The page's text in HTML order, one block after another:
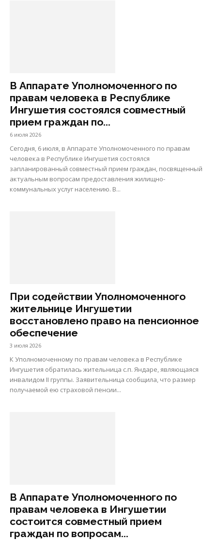
В Аппарате Уполномоченного по
правам человека в Республике
Ингушетия состоялся совместный
прием граждан по...
6 июля 2026
Сегодня, 6 июля, в Аппарате Уполномоченного по правам
человека в Республике Ингушетия состоялся
запланированный совместный прием граждан, посвященный
актуальным вопросам предоставления жилищно-
коммунальных услуг населению. В...
При содействии Уполномоченного
жительнице Ингушетии
восстановлено право на пенсионное
обеспечение
3 июля 2026
К Уполномоченному по правам человека в Республике
Ингушетия обратилась жительница с.п. Яндаре, являющаяся
инвалидом II группы. Заявительница сообщила, что размер
получаемой ею страховой пенсии...
В Аппарате Уполномоченного по
правам человека в Ингушетии
состоится совместный прием
граждан по вопросам...